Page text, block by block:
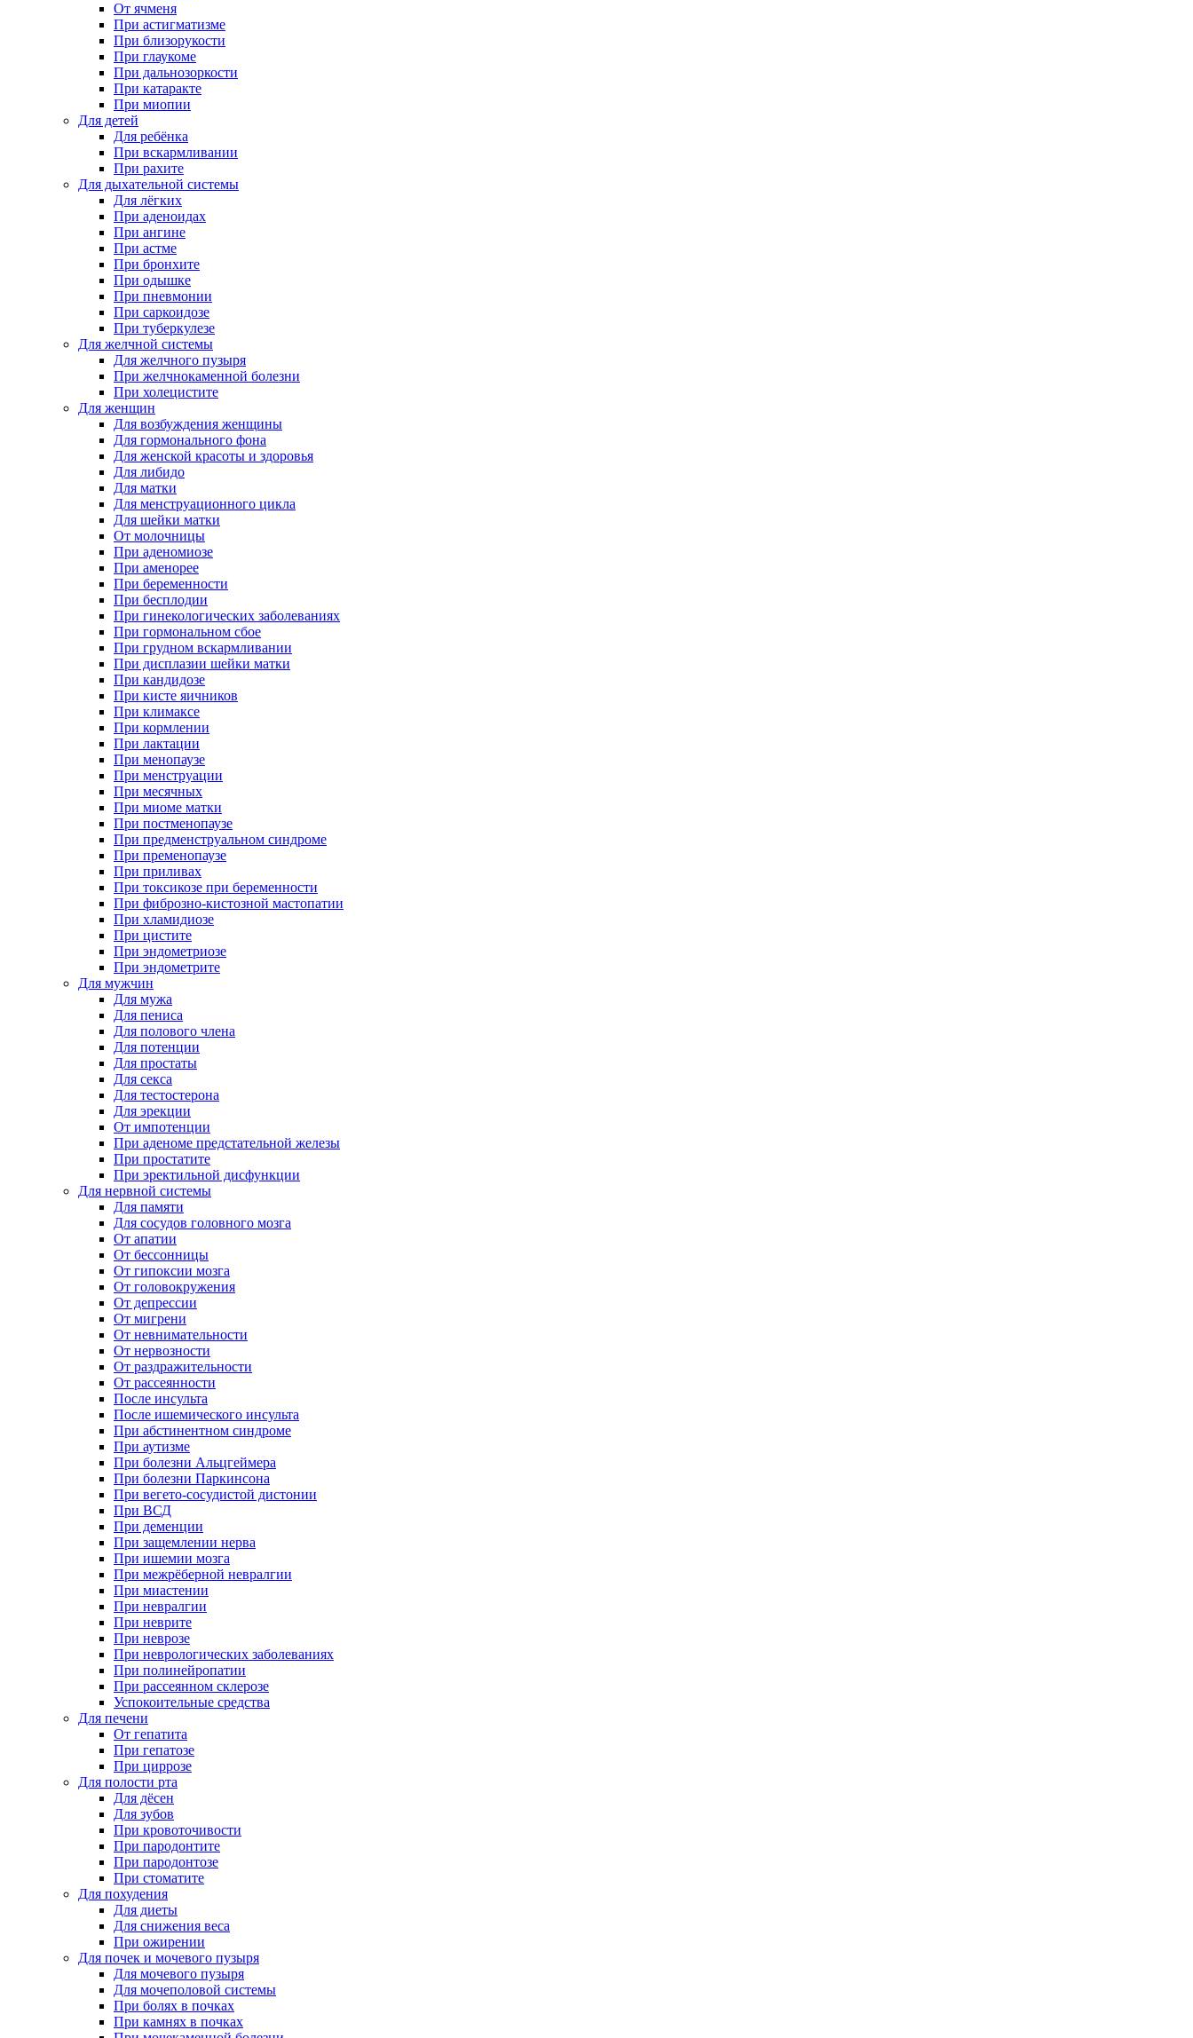
От ячменя
При астигматизме
При близорукости
При глаукоме
При дальнозоркости
При катаракте
При миопии
Для детей
Для ребёнка
При вскармливании
При рахите
Для дыхательной системы
Для лёгких
При аденоидах
При ангине
При астме
При бронхите
При одышке
При пневмонии
При саркоидозе
При туберкулезе
Для желчной системы
Для желчного пузыря
При желчнокаменной болезни
При холецистите
Для женщин
Для возбуждения женщины
Для гормонального фона
Для женской красоты и здоровья
Для либидо
Для матки
Для менструационного цикла
Для шейки матки
От молочницы
При аденомиозе
При аменорее
При беременности
При бесплодии
При гинекологических заболеваниях
При гормональном сбое
При грудном вскармливании
При дисплазии шейки матки
При кандидозе
При кисте яичников
При климаксе
При кормлении
При лактации
При менопаузе
При менструации
При месячных
При миоме матки
При постменопаузе
При предменструальном синдроме
При пременопаузе
При приливах
При токсикозе при беременности
При фиброзно-кистозной мастопатии
При хламидиозе
При цистите
При эндометриозе
При эндометрите
Для мужчин
Для мужа
Для пениса
Для полового члена
Для потенции
Для простаты
Для секса
Для тестостерона
Для эрекции
От импотенции
При аденоме предстательной железы
При простатите
При эректильной дисфункции
Для нервной системы
Для памяти
Для сосудов головного мозга
От апатии
От бессонницы
От гипоксии мозга
От головокружения
От депрессии
От мигрени
От невнимательности
От нервозности
От раздражительности
От рассеянности
После инсульта
После ишемического инсульта
При абстинентном синдроме
При аутизме
При болезни Альцгеймера
При болезни Паркинсона
При вегето-сосудистой дистонии
При ВСД
При деменции
При защемлении нерва
При ишемии мозга
При межрёберной невралгии
При миастении
При невралгии
При неврите
При неврозе
При неврологических заболеваниях
При полинейропатии
При рассеянном склерозе
Успокоительные средства
Для печени
От гепатита
При гепатозе
При циррозе
Для полости рта
Для дёсен
Для зубов
При кровоточивости
При пародонтите
При пародонтозе
При стоматите
Для похудения
Для диеты
Для снижения веса
При ожирении
Для почек и мочевого пузыря
Для мочевого пузыря
Для мочеполовой системы
При болях в почках
При камнях в почках